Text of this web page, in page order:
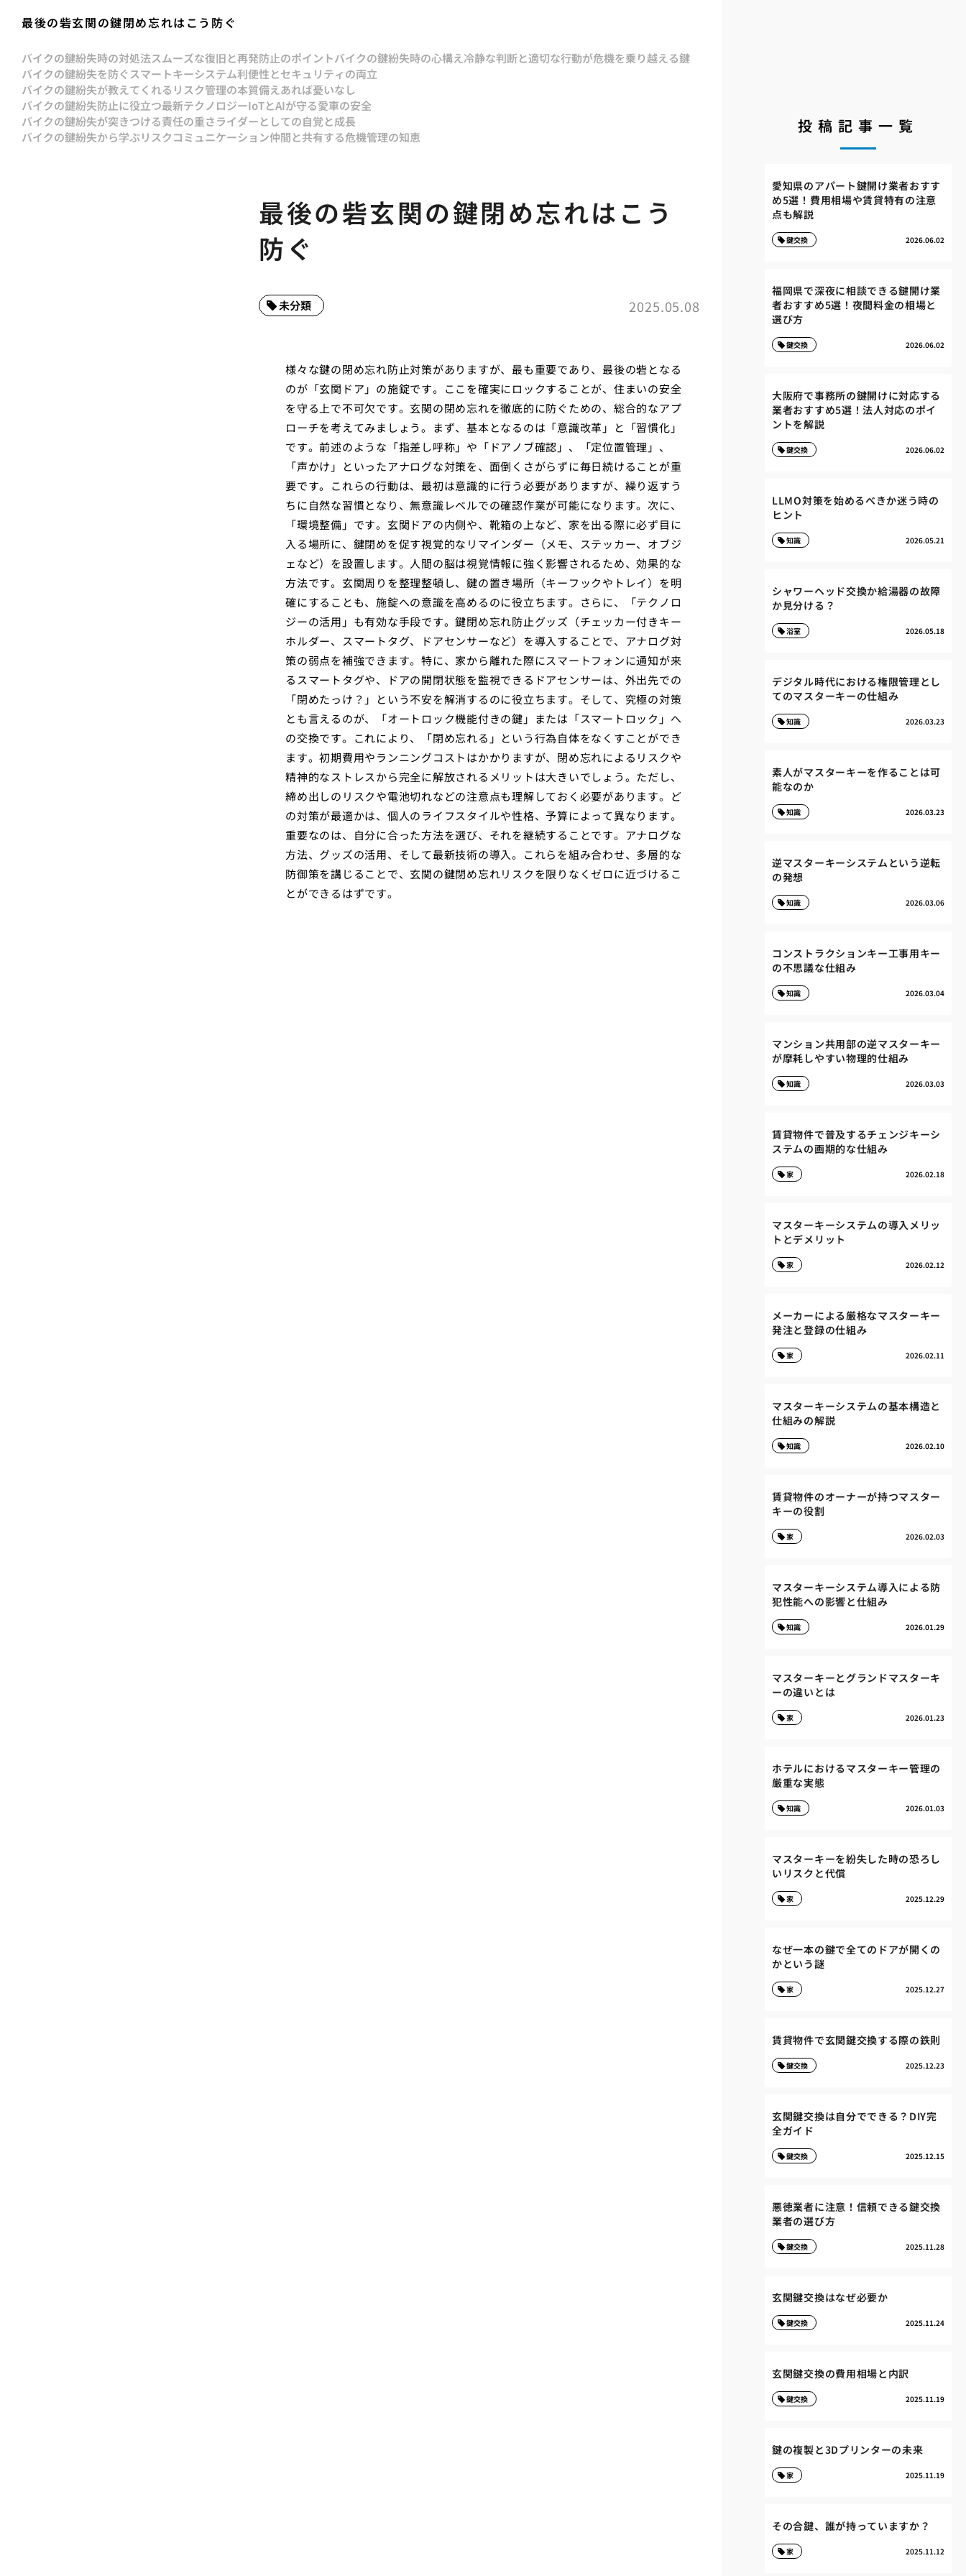
最後の砦玄関の鍵閉め忘れはこう防ぐ
バイクの鍵紛失時の対処法スムーズな復旧と再発防止のポイントバイクの鍵紛失時の心構え冷静な判断と適切な行動が危機を乗り越える鍵
バイクの鍵紛失を防ぐスマートキーシステム利便性とセキュリティの両立
バイクの鍵紛失が教えてくれるリスク管理の本質備えあれば憂いなし
バイクの鍵紛失防止に役立つ最新テクノロジーIoTとAIが守る愛車の安全
バイクの鍵紛失が突きつける責任の重さライダーとしての自覚と成長
バイクの鍵紛失から学ぶリスクコミュニケーション仲間と共有する危機管理の知恵
最後の砦玄関の鍵閉め忘れはこう
防ぐ
2025.05.08
未分類
様々な鍵の閉め忘れ防止対策がありますが、最も重要であり、最後の砦となる
のが「玄関ドア」の施錠です。ここを確実にロックすることが、住まいの安全
を守る上で不可欠です。玄関の閉め忘れを徹底的に防ぐための、総合的なアプ
ローチを考えてみましょう。まず、基本となるのは「意識改革」と「習慣化」
です。前述のような「指差し呼称」や「ドアノブ確認」、「定位置管理」、
「声かけ」といったアナログな対策を、面倒くさがらずに毎日続けることが重
要です。これらの行動は、最初は意識的に行う必要がありますが、繰り返すう
ちに自然な習慣となり、無意識レベルでの確認作業が可能になります。次に、
「環境整備」です。玄関ドアの内側や、靴箱の上など、家を出る際に必ず目に
入る場所に、鍵閉めを促す視覚的なリマインダー（メモ、ステッカー、オブジ
ェなど）を設置します。人間の脳は視覚情報に強く影響されるため、効果的な
方法です。玄関周りを整理整頓し、鍵の置き場所（キーフックやトレイ）を明
確にすることも、施錠への意識を高めるのに役立ちます。さらに、「テクノロ
ジーの活用」も有効な手段です。鍵閉め忘れ防止グッズ（チェッカー付きキー
ホルダー、スマートタグ、ドアセンサーなど）を導入することで、アナログ対
策の弱点を補強できます。特に、家から離れた際にスマートフォンに通知が来
るスマートタグや、ドアの開閉状態を監視できるドアセンサーは、外出先での
「閉めたっけ？」という不安を解消するのに役立ちます。そして、究極の対策
とも言えるのが、「オートロック機能付きの鍵」または「スマートロック」へ
の交換です。これにより、「閉め忘れる」という行為自体をなくすことができ
ます。初期費用やランニングコストはかかりますが、閉め忘れによるリスクや
精神的なストレスから完全に解放されるメリットは大きいでしょう。ただし、
締め出しのリスクや電池切れなどの注意点も理解しておく必要があります。ど
の対策が最適かは、個人のライフスタイルや性格、予算によって異なります。
重要なのは、自分に合った方法を選び、それを継続することです。アナログな
方法、グッズの活用、そして最新技術の導入。これらを組み合わせ、多層的な
防御策を講じることで、玄関の鍵閉め忘れリスクを限りなくゼロに近づけるこ
とができるはずです。
投稿記事一覧
愛知県のアパート鍵開け業者おすす
め5選！費用相場や賃貸特有の注意
点も解説
2026.06.02
鍵交換
福岡県で深夜に相談できる鍵開け業
者おすすめ5選！夜間料金の相場と
選び方
2026.06.02
鍵交換
大阪府で事務所の鍵開けに対応する
業者おすすめ5選！法人対応のポイ
ントを解説
2026.06.02
鍵交換
LLMO対策を始めるべきか迷う時の
ヒント
2026.05.21
知識
シャワーヘッド交換か給湯器の故障
か見分ける？
2026.05.18
浴室
デジタル時代における権限管理とし
てのマスターキーの仕組み
2026.03.23
知識
素人がマスターキーを作ることは可
能なのか
2026.03.23
知識
逆マスターキーシステムという逆転
の発想
2026.03.06
知識
コンストラクションキー工事用キー
の不思議な仕組み
2026.03.04
知識
マンション共用部の逆マスターキー
が摩耗しやすい物理的仕組み
2026.03.03
知識
賃貸物件で普及するチェンジキーシ
ステムの画期的な仕組み
2026.02.18
家
マスターキーシステムの導入メリッ
トとデメリット
2026.02.12
家
メーカーによる厳格なマスターキー
発注と登録の仕組み
2026.02.11
家
マスターキーシステムの基本構造と
仕組みの解説
2026.02.10
知識
賃貸物件のオーナーが持つマスター
キーの役割
2026.02.03
家
マスターキーシステム導入による防
犯性能への影響と仕組み
2026.01.29
知識
マスターキーとグランドマスターキ
ーの違いとは
2026.01.23
家
ホテルにおけるマスターキー管理の
厳重な実態
2026.01.03
知識
マスターキーを紛失した時の恐ろし
いリスクと代償
2025.12.29
家
なぜ一本の鍵で全てのドアが開くの
かという謎
2025.12.27
家
賃貸物件で玄関鍵交換する際の鉄則
2025.12.23
鍵交換
玄関鍵交換は自分でできる？DIY完
全ガイド
2025.12.15
鍵交換
悪徳業者に注意！信頼できる鍵交換
業者の選び方
2025.11.28
鍵交換
玄関鍵交換はなぜ必要か
2025.11.24
鍵交換
玄関鍵交換の費用相場と内訳
2025.11.19
鍵交換
鍵の複製と3Dプリンターの未来
2025.11.19
家
その合鍵、誰が持っていますか？
2025.11.12
家